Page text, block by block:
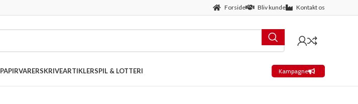
Forside Bliv kunde Kontakt os
PAPIRVARERSKRIVEARTIKLERSPIL & LOTTERI Kampagne